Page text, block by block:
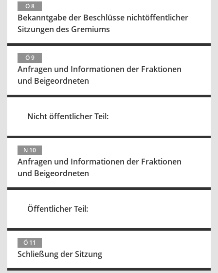
Ö 8
Bekanntgabe der Beschlüsse nichtöffentlicher
Sitzungen des Gremiums
Ö 9
Anfragen und Informationen der Fraktionen
und Beigeordneten
Nicht öffentlicher Teil:
N 10
Anfragen und Informationen der Fraktionen
und Beigeordneten
Öffentlicher Teil:
Ö 11
Schließung der Sitzung